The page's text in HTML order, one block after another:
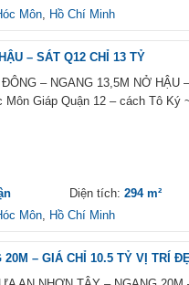
Môn, Hồ Chí Minh
– SÁT Q12 CHỈ 13 TỶ
– NGANG 13,5M NỞ
Môn Giáp Quận 12 – cách Tô
Diện tích: 294 m²
Môn, Hồ Chí Minh
20M – GIÁ CHỈ 10.5 TỶ VỊ TRÍ